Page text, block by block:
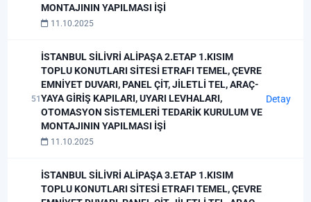
MONTAJININ YAPILMASI İŞİ
11.10.2025
51
İSTANBUL SİLİVRİ ALİPAŞA 2.ETAP 1.KISIM
TOPLU KONUTLARI SİTESİ ETRAFI TEMEL, ÇEVRE
EMNİYET DUVARI, PANEL ÇİT, JİLETLİ TEL, ARAÇ-
YAYA GİRİŞ KAPILARI, UYARI LEVHALARI,
OTOMASYON SİSTEMLERİ TEDARİK KURULUM VE
MONTAJININ YAPILMASI İŞİ
11.10.2025
Detay
İSTANBUL SİLİVRİ ALİPAŞA 3.ETAP 1.KISIM
TOPLU KONUTLARI SİTESİ ETRAFI TEMEL, ÇEVRE